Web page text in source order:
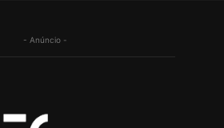
- Anúncio -